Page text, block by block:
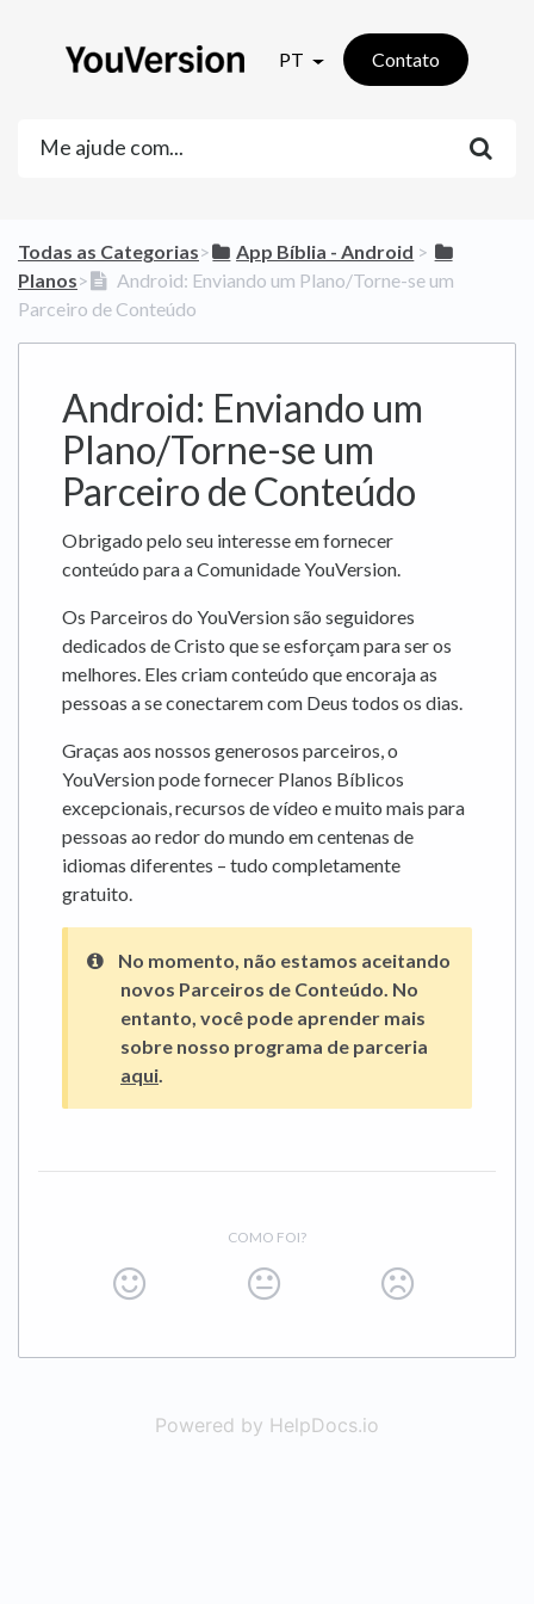
PT Contato
Todas as Categorias​>​ ​App Bíblia - Android ​ > ​
Planos​>​
Android: Enviando um Plano/Torne-se um
Parceiro de Conteúdo
Android: Enviando um
Plano/Torne-se um
Parceiro de Conteúdo
Obrigado pelo seu interesse em fornecer
conteúdo para a Comunidade YouVersion.
Os Parceiros do YouVersion são seguidores
dedicados de Cristo que se esforçam para ser os
melhores. Eles criam conteúdo que encoraja as
pessoas a se conectarem com Deus todos os dias.
Graças aos nossos generosos parceiros, o
YouVersion pode fornecer Planos Bíblicos
excepcionais, recursos de vídeo e muito mais para
pessoas ao redor do mundo em centenas de
idiomas diferentes – tudo completamente
gratuito.
No momento, não estamos aceitando
novos Parceiros de Conteúdo. No
entanto, você pode aprender mais
sobre nosso programa de parceria
aqui.
COMO FOI?
Powered by HelpDocs.io